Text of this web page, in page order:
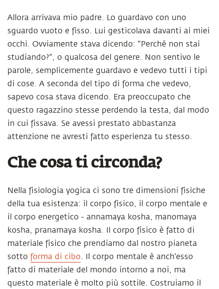
Allora arrivava mio padre. Lo guardavo con uno
sguardo vuoto e fisso. Lui gesticolava davanti ai miei
occhi. Ovviamente stava dicendo: "Perché non stai
studiando?", o qualcosa del genere. Non sentivo le
parole, semplicemente guardavo e vedevo tutti i tipi
di cose. A seconda del tipo di forma che vedevo,
sapevo cosa stava dicendo. Era preoccupato che
questo ragazzino stesse perdendo la testa, dal modo
in cui fissava. Se avessi prestato abbastanza
attenzione ne avresti fatto esperienza tu stesso.
Che cosa ti circonda?
Nella fisiologia yogica ci sono tre dimensioni fisiche
della tua esistenza: il corpo fisico, il corpo mentale e
il corpo energetico - annamaya kosha, manomaya
kosha, pranamaya kosha. Il corpo fisico è fatto di
materiale fisico che prendiamo dal nostro pianeta
sotto forma di cibo. Il corpo mentale è anch'esso
fatto di materiale del mondo intorno a noi, ma
questo materiale è molto più sottile. Costruiamo il